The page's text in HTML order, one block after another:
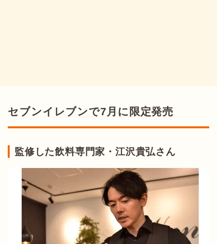
セブンイレブンで7月に限定発売
監修した飲料専門家・江沢貴弘さん